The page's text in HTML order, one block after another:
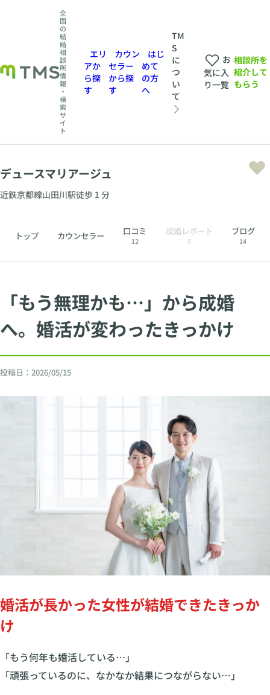
全
国
の
結
婚
相
談
所
情
報
・
検
索
サ
イ
ト
エリ
アか
ら探
す
カウン
セラー
から探
す
はじ
めて
の方
へ
TM
S
に
つ
い
て
お
気に入
り一覧
相談所を
紹介して
もらう
デュースマリアージュ
近鉄京都線山田川駅徒歩１分
トップ カウンセラー 口コミ
12
成婚レポート
0
ブログ
14
「もう無理かも…」から成婚
へ。婚活が変わったきっかけ
投稿日： 2026/05/15
婚活が長かった女性が結婚できたきっか
け
「もう何年も婚活している…」
「頑張っているのに、なかなか結果につながらない…」